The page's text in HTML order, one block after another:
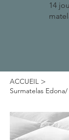
14
ACCUEIL >
Surmatelas